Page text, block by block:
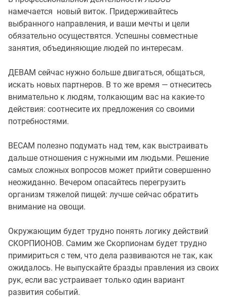
намечается новый виток. Придерживайтесь
выбранного направления, и ваши мечты и цели
обязательно осуществятся. Успешны совместные
занятия, объединяющие людей по интересам.
ДЕВАМ сейчас нужно больше двигаться, общаться,
искать новых партнеров. В то же время — отнеситесь
внимательно к людям, толкающим вас на какие-то
действия: соотнесите их предложения со своими
потребностями.
ВЕСАМ полезно подумать над тем, как выстраивать
дальше отношения с нужными им людьми. Решение
самых сложных вопросов может прийти совершенно
неожиданно. Вечером опасайтесь перегрузить
организм тяжелой пищей: лучше сейчас обратить
внимание на овощи.
Окружающим будет трудно понять логику действий
СКОРПИОНОВ. Самим же Скорпионам будет трудно
примириться с тем, что дела развиваются не так, как
ожидалось. Не выпускайте бразды правления из своих
рук, если вас устраивает только один вариант
развития событий.